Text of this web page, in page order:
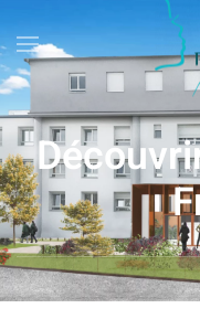
Skip
main
content